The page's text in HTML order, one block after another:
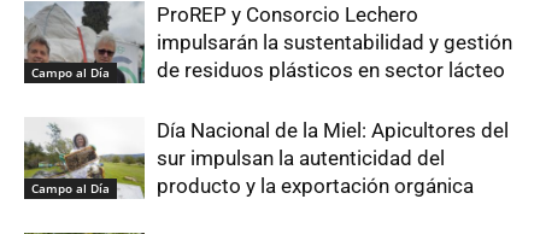
Campo al Día
ProREP y Consorcio Lechero
impulsarán la sustentabilidad y gestión
de residuos plásticos en sector lácteo
Campo al Día
Día Nacional de la Miel: Apicultores del
sur impulsan la autenticidad del
producto y la exportación orgánica